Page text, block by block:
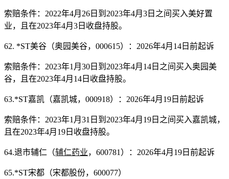
索赔条件：2022年4月26日到2023年4月3日之间买入美好置
业，且在2023年4月3日收盘持股。
62. *ST美谷（奥园美谷，000615）：2026年4月14日前起诉
索赔条件：2023年1月30日到2023年4月14日之间买入奥园美
谷，且在2023年4月14日收盘持股。
63.*ST嘉凯（嘉凯城，000918）：2026年4月19日前起诉
索赔条件：2023年1月31日到2023年4月19日之间买入嘉凯城，
且在2023年4月19日收盘持股。
64.退市辅仁（辅仁药业，600781）：2026年4月19日前起诉
65.*ST宋都（宋都股份，600077）